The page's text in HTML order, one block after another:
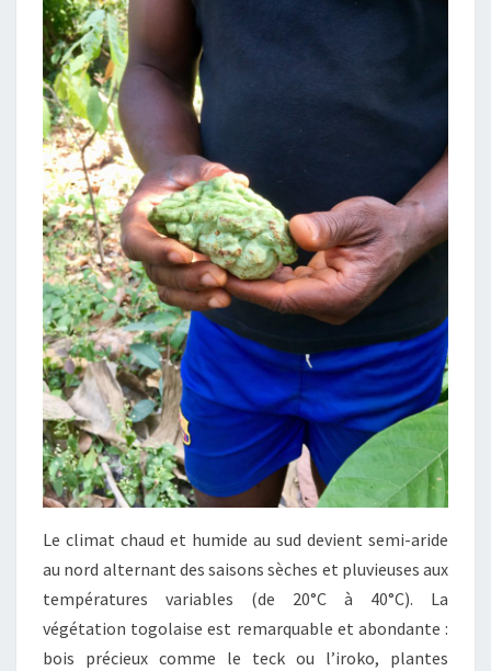
Le climat chaud et humide au sud devient semi-aride
au nord alternant des saisons sèches et pluvieuses aux
températures variables (de 20°C à 40°C). La
végétation togolaise est remarquable et abondante :
bois précieux comme le teck ou l’iroko, plantes